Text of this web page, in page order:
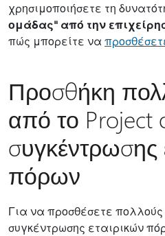
χρησιμοποιήσετε τη
ομάδας" από την
πώς μπορείτε να
Προσθήκη
από το Project
συγκέντρωσης
πόρων
Για να προσθέσετε
συγκέντρωσης εταιρικών